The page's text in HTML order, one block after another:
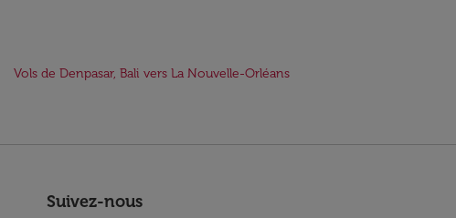
Vols de Denpasar, Bali vers La Nouvelle-Orléans
Suivez-nous